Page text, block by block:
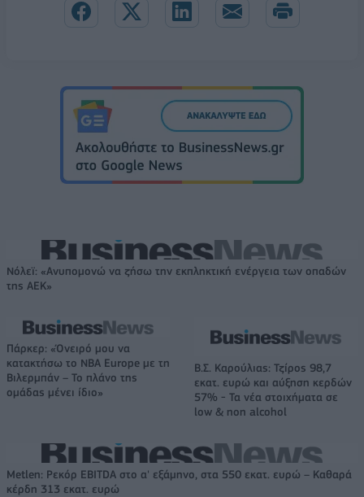
Νόλεϊ: «Ανυπομονώ να ζήσω την εκπληκτική ενέργεια των οπαδών
της ΑΕΚ»
Πάρκερ: «Όνειρό μου να
κατακτήσω το ΝΒΑ Europe με τη
Βιλερμπάν – Το πλάνο της
ομάδας μένει ίδιο»
Β.Σ. Καρούλιας: Τζίρος 98,7
εκατ. ευρώ και αύξηση κερδών
57% - Τα νέα στοιχήματα σε
low & non alcohol
Metlen: Ρεκόρ EBITDA στο α' εξάμηνο, στα 550 εκατ. ευρώ – Καθαρά
κέρδη 313 εκατ. ευρώ